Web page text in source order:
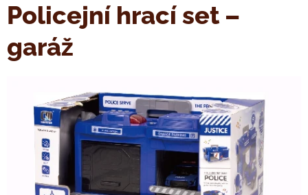
Policejní hrací set –
garáž